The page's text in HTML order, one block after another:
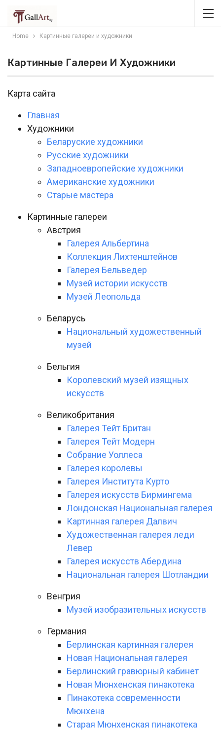
Home Картинные галереи и художники
Картинные Галереи И Художники
Карта сайта
Главная
Художники
Беларуские художники
Русские художники
Западноевропейские художники
Американские художники
Старые мастера
Картинные галереи
Австрия
Галерея Альбертина
Коллекция Лихтенштейнов
Галерея Бельведер
Музей истории искусств
Музей Леопольда
Беларусь
Национальный художественный
музей
Бельгия
Королевский музей изящных
искусств
Великобритания
Галерея Тейт Британ
Галерея Тейт Модерн
Собрание Уоллеса
Галерея королевы
Галерея Института Курто
Галерея искусств Бирмингема
Лондонская Национальная галерея
Картинная галерея Далвич
Художественная галерея леди
Левер
Галерея искусств Абердина
Национальная галерея Шотландии
Венгрия
Музей изобразительных искусств
Германия
Берлинская картинная галерея
Новая Национальная галерея
Берлинский гравюрный кабинет
Новая Мюнхенская пинакотека
Пинакотека современности
Мюнхена
Старая Мюнхенская пинакотека